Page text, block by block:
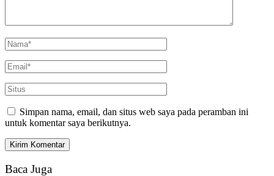
Simpan nama, email, dan situs web saya pada peramban ini
untuk komentar saya berikutnya.
Baca Juga